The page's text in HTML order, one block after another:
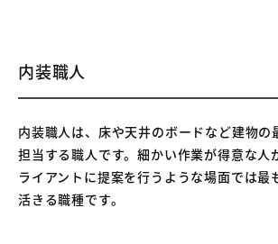
​内装職人
内装職人は、床や天井のボードなど建物の
担当する職人です。細かい作業が得意な人
ライアントに提案を行うような場面では最
活きる職種です。